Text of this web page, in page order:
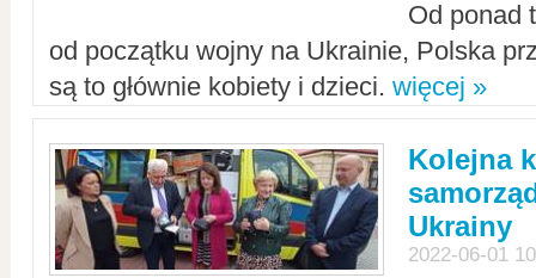
Od ponad
od początku wojny na Ukrainie, Polska
są to głównie kobiety i dzieci. więcej »
Kolejna
Ukrainy
2022-06-01